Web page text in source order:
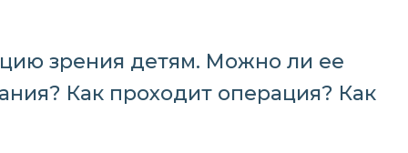
зрения детям. Можно ли ее
Как проходит операция? Как